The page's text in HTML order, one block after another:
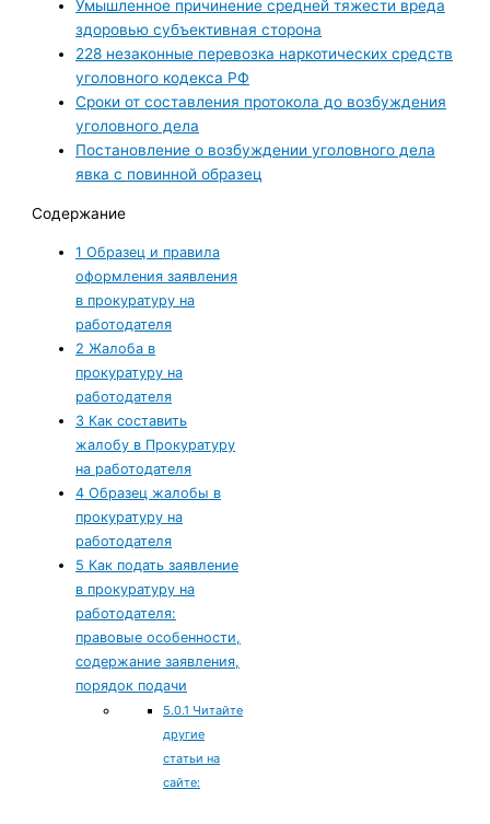
Умышленное причинение средней тяжести вреда
здоровью субъективная сторона
228 незаконные перевозка наркотических средств
уголовного кодекса РФ
Сроки от составления протокола до возбуждения
уголовного дела
Постановление о возбуждении уголовного дела
явка с повинной образец
Содержание
1 Образец и правила
оформления заявления
в прокуратуру на
работодателя
2 Жалоба в
прокуратуру на
работодателя
3 Как составить
жалобу в Прокуратуру
на работодателя
4 Образец жалобы в
прокуратуру на
работодателя
5 Как подать заявление
в прокуратуру на
работодателя:
правовые особенности,
содержание заявления,
порядок подачи
5.0.1 Читайте
другие
статьи на
сайте: